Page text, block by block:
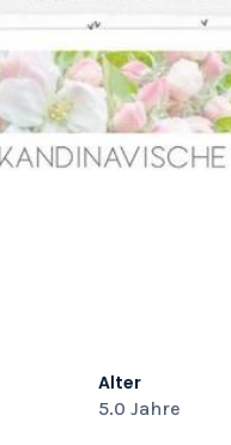
Alter
5.0 Jahre